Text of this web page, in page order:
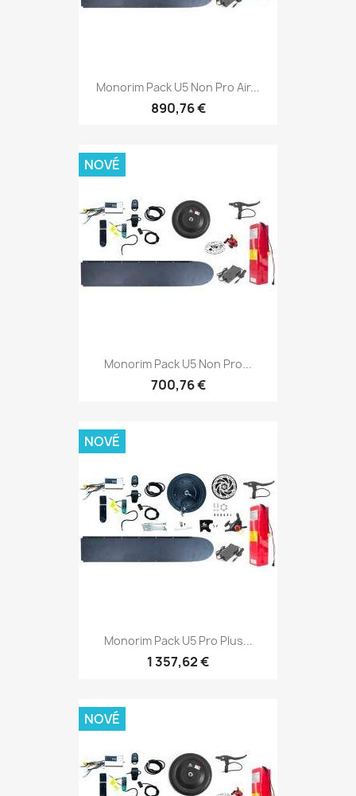
Monorim Pack U5 Non Pro Air...
890,76 €
Monorim Pack U5 Non Pro...
700,76 €
NOVÉ
Monorim Pack U5 Pro Plus...
1 357,62 €
NOVÉ
NOVÉ